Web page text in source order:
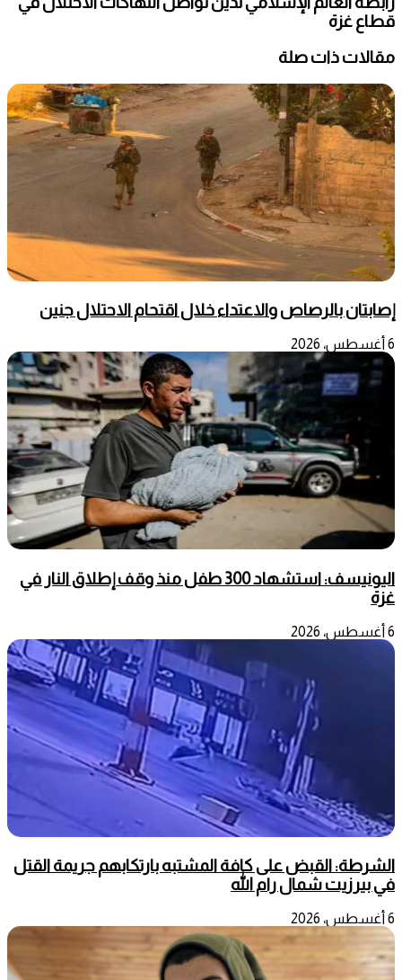
قطاع غزة
مقالات ذات صلة
إصابتان بالرصاص والاعتداء خلال اقتحام الاحتلال جنين
6 أغسطس، 2026
اليونيسف: استشهاد 300 طفل منذ وقف إطلاق النار في
غزة
6 أغسطس، 2026
الشرطة: القبض على كافة المشتبه بارتكابهم جريمة القتل
في بيرزيت شمال رام الله
6 أغسطس، 2026